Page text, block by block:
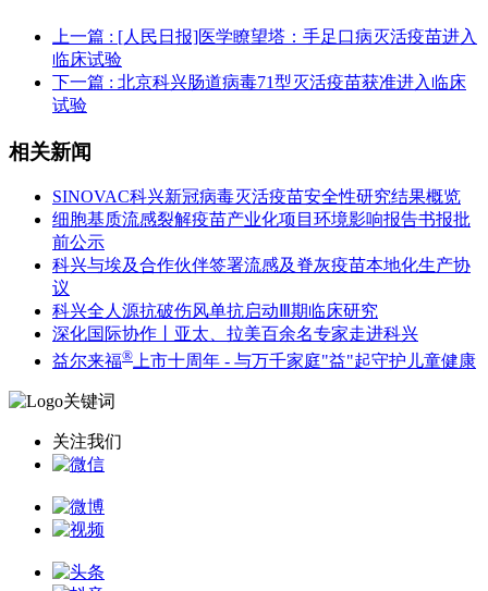
上一篇 : [人民日报]医学瞭望塔：手足口病灭活疫苗进入
临床试验
下一篇 : 北京科兴肠道病毒71型灭活疫苗获准进入临床
试验
相关新闻
SINOVAC科兴新冠病毒灭活疫苗安全性研究结果概览
细胞基质流感裂解疫苗产业化项目环境影响报告书报批
前公示
科兴与埃及合作伙伴签署流感及脊灰疫苗本地化生产协
议
科兴全人源抗破伤风单抗启动Ⅲ期临床研究
深化国际协作丨亚太、拉美百余名专家走进科兴
益尔来福® 上市十周年 - 与万千家庭"益"起守护儿童健康
关注我们